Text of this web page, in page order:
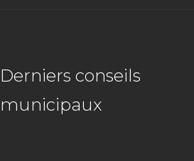
Derniers conseils
municipaux